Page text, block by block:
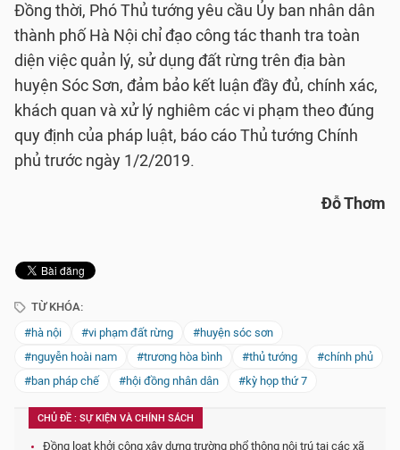
Đồng thời, Phó Thủ tướng yêu cầu Ủy ban nhân dân
thành phố Hà Nội chỉ đạo công tác thanh tra toàn
diện việc quản lý, sử dụng đất rừng trên địa bàn
huyện Sóc Sơn, đảm bảo kết luận đầy đủ, chính xác,
khách quan và xử lý nghiêm các vi phạm theo đúng
quy định của pháp luật, báo cáo Thủ tướng Chính
phủ trước ngày 1/2/2019.
Đỗ Thơm
TỪ KHÓA:
#hà nội
#vi phạm đất rừng
#huyện sóc sơn
#nguyễn hoài nam
#trương hòa bình #thủ tướng
#chính phủ
#ban pháp chế
#hội đồng nhân dân #kỳ họp thứ 7
CHỦ ĐỀ : SỰ KIỆN VÀ CHÍNH SÁCH
Đồng loạt khởi công xây dựng trường phổ thông nội trú tại các xã